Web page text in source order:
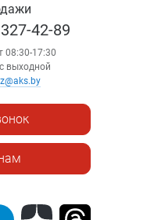
42-89
08:30-17:30
выходной